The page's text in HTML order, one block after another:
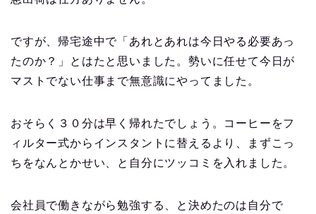
ですが、帰宅途中で「あれとあれは今日やる必要あっ
たのか？」とはたと思いました。勢いに任せて今日が
マストでない仕事まで無意識にやってました。
おそらく３０分は早く帰れたでしょう。コーヒーをフ
ィルター式からインスタントに替えるより、まずこっ
ちをなんとかせい、と自分にツッコミを入れました。
会社員で働きながら勉強する、と決めたのは自分で